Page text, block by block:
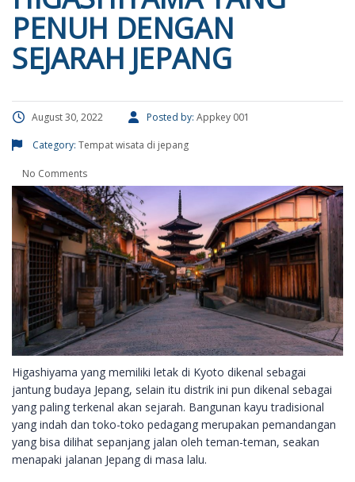
PENUH DENGAN
SEJARAH JEPANG
August 30, 2022 Posted by: Appkey 001
Category: Tempat wisata di jepang
No Comments
Higashiyama yang memiliki letak di Kyoto dikenal sebagai
jantung budaya Jepang, selain itu distrik ini pun dikenal sebagai
yang paling terkenal akan sejarah. Bangunan kayu tradisional
yang indah dan toko-toko pedagang merupakan pemandangan
yang bisa dilihat sepanjang jalan oleh teman-teman, seakan
menapaki jalanan Jepang di masa lalu.